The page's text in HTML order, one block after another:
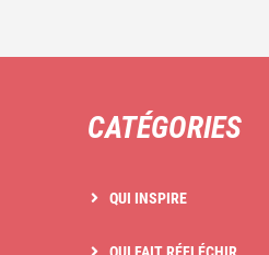
CATÉGORIES
QUI INSPIRE